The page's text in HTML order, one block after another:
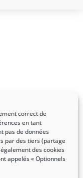
correct de
en tant
pas de données
par des tiers (partage
des cookies
appelés « Optionnels